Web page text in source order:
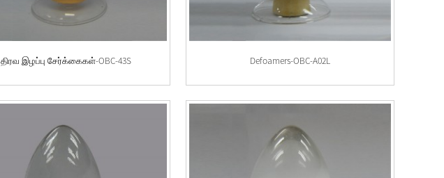
திரவ இழப்பு சேர்க்கைகள்-OBC-43S Defoamers-OBC-A02L